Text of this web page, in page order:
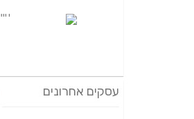
עסקים אחרונים